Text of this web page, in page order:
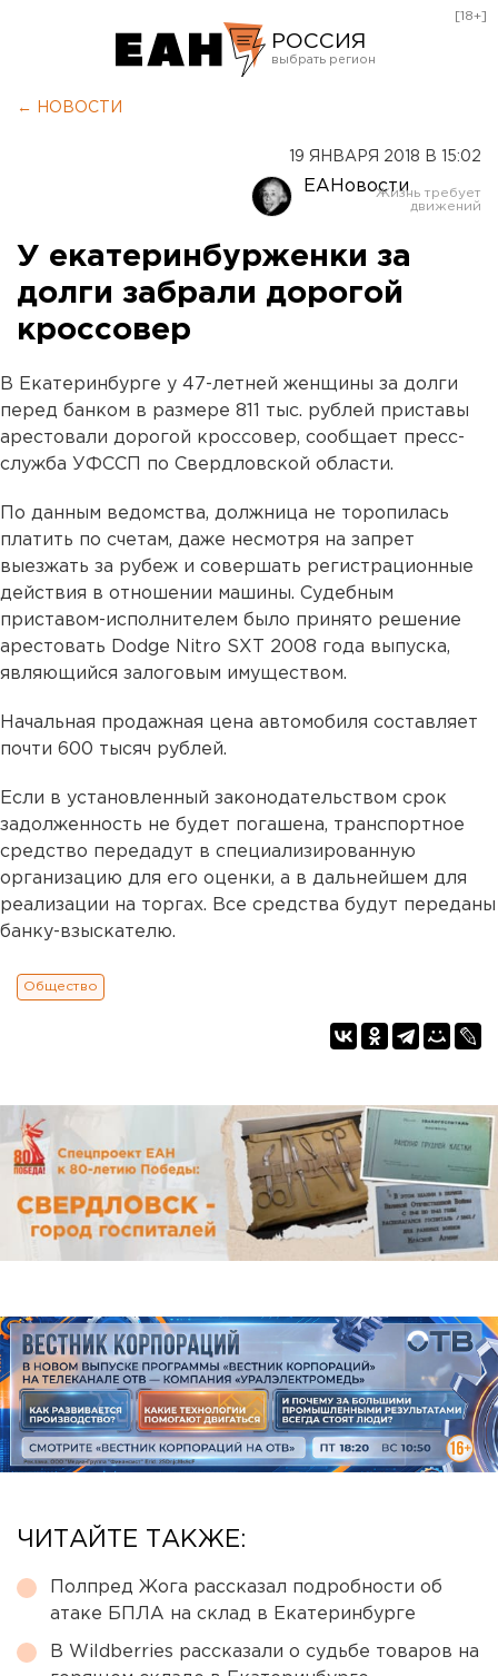
РОССИЯ
Оренбург
[18+]
← НОВОСТИ
19 ЯНВАРЯ 2018 В 15:02
ЕАНовости
У екатеринбурженки за
долги забрали дорогой
кроссовер
В Екатеринбурге у 47-летней женщины за долги
перед банком в размере 811 тыс. рублей приставы
арестовали дорогой кроссовер, сообщает пресс-
служба УФССП по Свердловской области.
По данным ведомства, должница не торопилась
платить по счетам, даже несмотря на запрет
выезжать за рубеж и совершать регистрационные
действия в отношении машины. Судебным
приставом-исполнителем было принято решение
арестовать Dodge Nitro SXT 2008 года выпуска,
являющийся залоговым имуществом.
Начальная продажная цена автомобиля составляет
почти 600 тысяч рублей.
Если в установленный законодательством срок
задолженность не будет погашена, транспортное
средство передадут в специализированную
организацию для его оценки, а в дальнейшем для
реализации на торгах. Все средства будут переданы
банку-взыскателю.
Общество
ЧИТАЙТЕ ТАКЖЕ:
Полпред Жога рассказал подробности об
атаке БПЛА на склад в Екатеринбурге
В Wildberries рассказали о судьбе товаров на